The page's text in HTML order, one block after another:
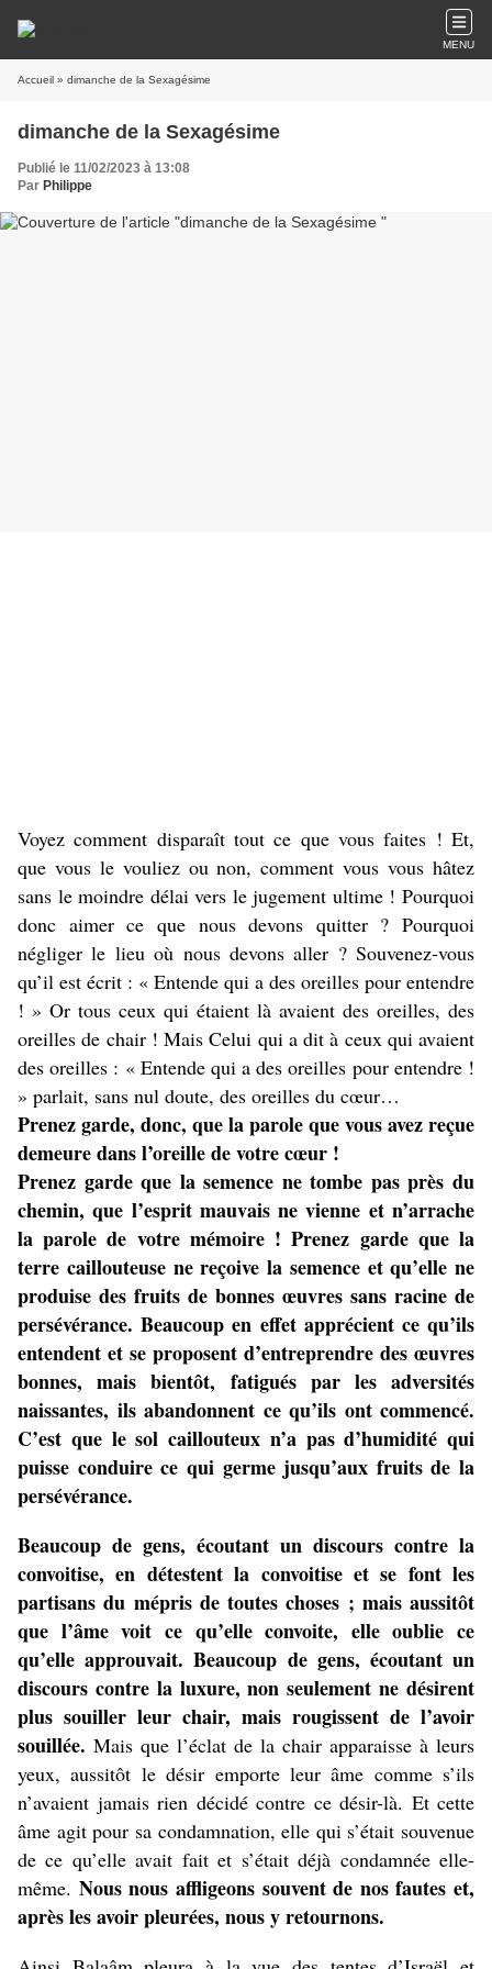
MENU
Accueil » dimanche de la Sexagésime
dimanche de la Sexagésime
Publié le 11/02/2023 à 13:08
Par Philippe
Voyez comment disparaît tout ce que vous faites ! Et,
que vous le vouliez ou non, comment vous vous hâtez
sans le moindre délai vers le jugement ultime ! Pourquoi
donc aimer ce que nous devons quitter ? Pourquoi
négliger le lieu où nous devons aller ? Souvenez-vous
qu’il est écrit : « Entende qui a des oreilles pour entendre
! » Or tous ceux qui étaient là avaient des oreilles, des
oreilles de chair ! Mais Celui qui a dit à ceux qui avaient
des oreilles : « Entende qui a des oreilles pour entendre !
» parlait, sans nul doute, des oreilles du cœur…
Prenez garde, donc, que la parole que vous avez reçue
demeure dans l’oreille de votre cœur !
Prenez garde que la semence ne tombe pas près du
chemin, que l’esprit mauvais ne vienne et n’arrache
la parole de votre mémoire ! Prenez garde que la
terre caillouteuse ne reçoive la semence et qu’elle ne
produise des fruits de bonnes œuvres sans racine de
persévérance. Beaucoup en effet apprécient ce qu’ils
entendent et se proposent d’entreprendre des œuvres
bonnes, mais bientôt, fatigués par les adversités
naissantes, ils abandonnent ce qu’ils ont commencé.
C’est que le sol caillouteux n’a pas d’humidité qui
puisse conduire ce qui germe jusqu’aux fruits de la
persévérance.
Beaucoup de gens, écoutant un discours contre la
convoitise, en détestent la convoitise et se font les
partisans du mépris de toutes choses ; mais aussitôt
que l’âme voit ce qu’elle convoite, elle oublie ce
qu’elle approuvait. Beaucoup de gens, écoutant un
discours contre la luxure, non seulement ne désirent
plus souiller leur chair, mais rougissent de l’avoir
souillée. Mais que l’éclat de la chair apparaisse à leurs
yeux, aussitôt le désir emporte leur âme comme s’ils
n’avaient jamais rien décidé contre ce désir-là. Et cette
âme agit pour sa condamnation, elle qui s’était souvenue
de ce qu’elle avait fait et s’était déjà condamnée elle-
même. Nous nous affligeons souvent de nos fautes et,
après les avoir pleurées, nous y retournons.